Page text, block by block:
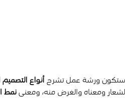
أنواع
ومعناه والغرض منه، ومعنى نمط